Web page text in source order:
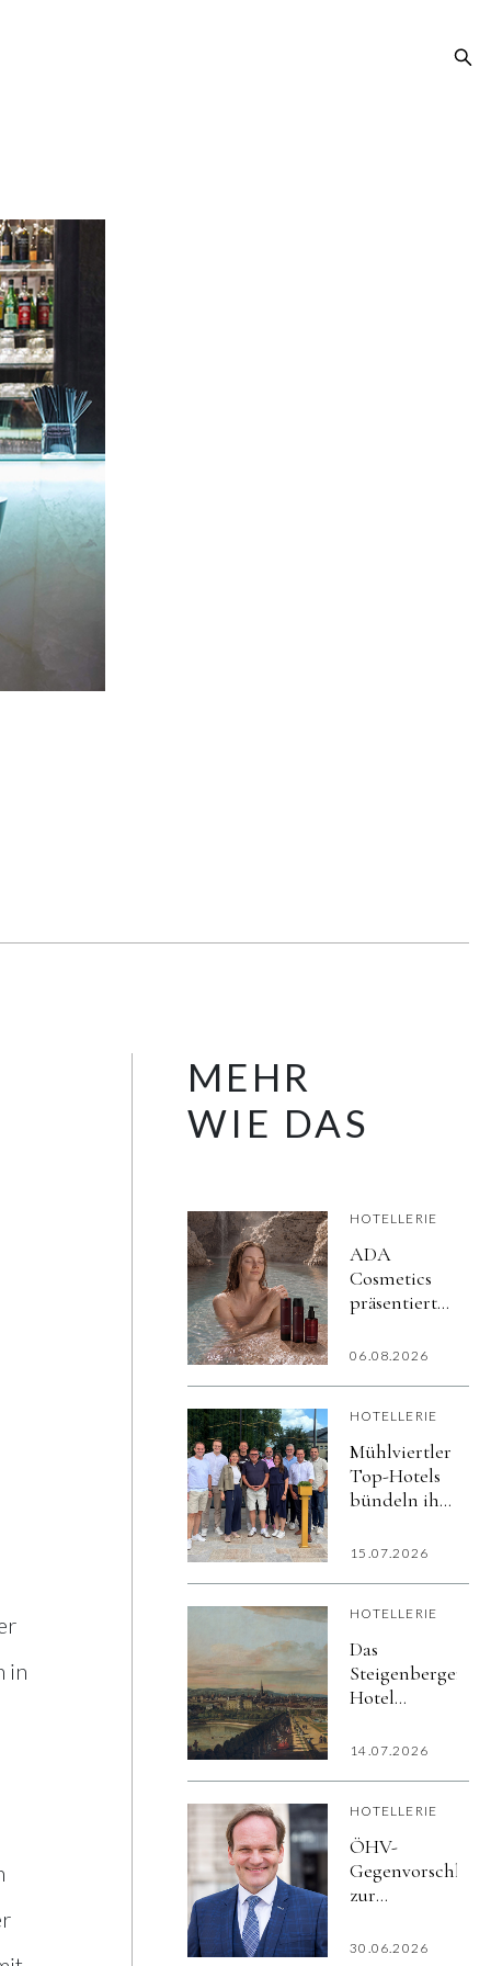
in
MEHR
WIE DAS
HOTELLERIE
ADA
Cosmetics
präsentiert
Hautpflege
das
Hotelbad,
entwickelt
mit aktiv
Wasser
06.08.2026
HOTELLERIE
Mühlviertler
Top-Hotels
bündeln ihre
15.07.2026
HOTELLERIE
Das
Steigenberger
Hotel
Wien und
Museum
präsentieren
exklusives
Kultur-
Ausstellung
14.07.2026
HOTELLERIE
ÖHV-
Gegenvorschlag
zur
Erhöhung:
30.06.2026